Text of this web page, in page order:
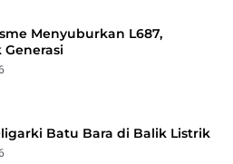
Menyuburkan L687,
Generasi
Batu Bara di Balik Listrik